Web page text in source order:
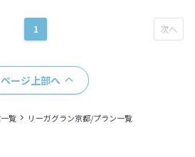
1
ページ上部へ
覧 リーガグラン京都/プラン一覧